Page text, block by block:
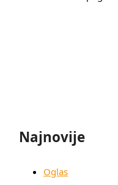
Najnovije
Oglas